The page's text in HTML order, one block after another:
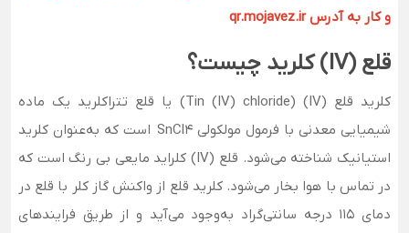
و کار به آدرس qr.mojavez.ir
قلع (IV) کلرید چیست؟
کلرید قلع (IV) (Tin (IV) chloride) یا قلع تتراکلرید یک ماده
شیمیایی معدنی با فرمول مولکولی SnCl4 است که به‌عنوان کلرید
استیانیک شناخته می‌شود. قلع (IV) کلراید مایعی بی رنگ است که
در تماس با هوا بخار می‌شود. کلرید قلع از واکنش گاز کلر با قلع در
دمای 115 درجه سانتی‌گراد به‌وجود می‌آید و از طریق فرایندهای